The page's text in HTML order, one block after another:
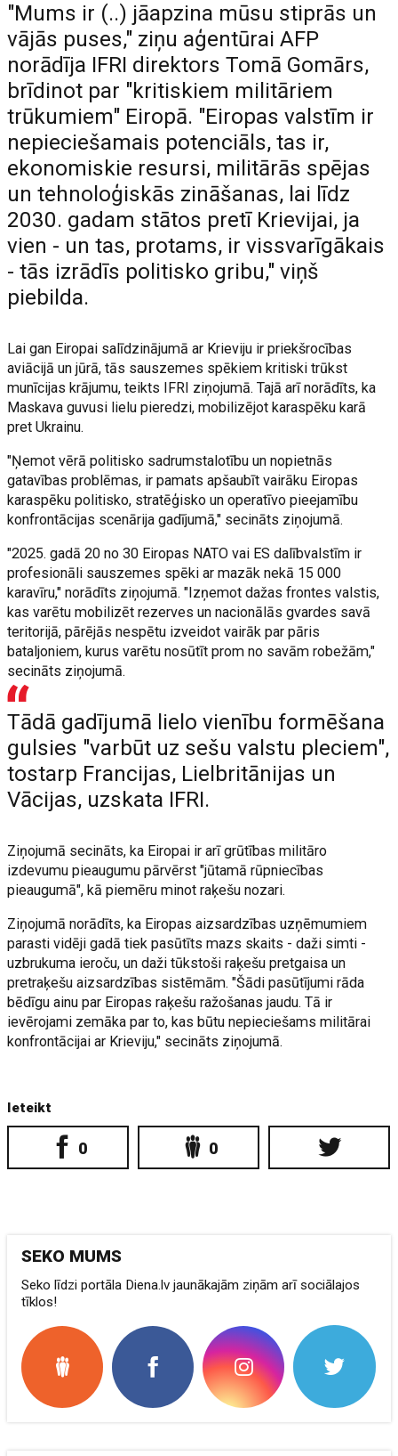
"Mums ir (..) jāapzina mūsu stiprās un
vājās puses," ziņu aģentūrai AFP
norādīja IFRI direktors Tomā Gomārs,
brīdinot par "kritiskiem militāriem
trūkumiem" Eiropā. "Eiropas valstīm ir
nepieciešamais potenciāls, tas ir,
ekonomiskie resursi, militārās spējas
un tehnoloģiskās zināšanas, lai līdz
2030. gadam stātos pretī Krievijai, ja
vien - un tas, protams, ir vissvarīgākais
- tās izrādīs politisko gribu," viņš
piebilda.
Lai gan Eiropai salīdzinājumā ar Krieviju ir priekšrocības
aviācijā un jūrā, tās sauszemes spēkiem kritiski trūkst
munīcijas krājumu, teikts IFRI ziņojumā. Tajā arī norādīts, ka
Maskava guvusi lielu pieredzi, mobilizējot karaspēku karā
pret Ukrainu.
"Ņemot vērā politisko sadrumstalotību un nopietnās
gatavības problēmas, ir pamats apšaubīt vairāku Eiropas
karaspēku politisko, stratēģisko un operatīvo pieejamību
konfrontācijas scenārija gadījumā," secināts ziņojumā.
"2025. gadā 20 no 30 Eiropas NATO vai ES dalībvalstīm ir
profesionāli sauszemes spēki ar mazāk nekā 15 000
karavīru," norādīts ziņojumā. "Izņemot dažas frontes valstis,
kas varētu mobilizēt rezerves un nacionālās gvardes savā
teritorijā, pārējās nespētu izveidot vairāk par pāris
bataljoniem, kurus varētu nosūtīt prom no savām robežām,"
secināts ziņojumā.
Tādā gadījumā lielo vienību formēšana
gulsies "varbūt uz sešu valstu pleciem",
tostarp Francijas, Lielbritānijas un
Vācijas, uzskata IFRI.
Ziņojumā secināts, ka Eiropai ir arī grūtības militāro
izdevumu pieaugumu pārvērst "jūtamā rūpniecības
pieaugumā", kā piemēru minot raķešu nozari.
Ziņojumā norādīts, ka Eiropas aizsardzības uzņēmumiem
parasti vidēji gadā tiek pasūtīts mazs skaits - daži simti -
uzbrukuma ieroču, un daži tūkstoši raķešu pretgaisa un
pretraķešu aizsardzības sistēmām. "Šādi pasūtījumi rāda
bēdīgu ainu par Eiropas raķešu ražošanas jaudu. Tā ir
ievērojami zemāka par to, kas būtu nepieciešams militārai
konfrontācijai ar Krieviju," secināts ziņojumā.
Ieteikt
0 0
SEKO MUMS
Seko līdzi portāla Diena.lv jaunākajām ziņām arī sociālajos
tīklos!